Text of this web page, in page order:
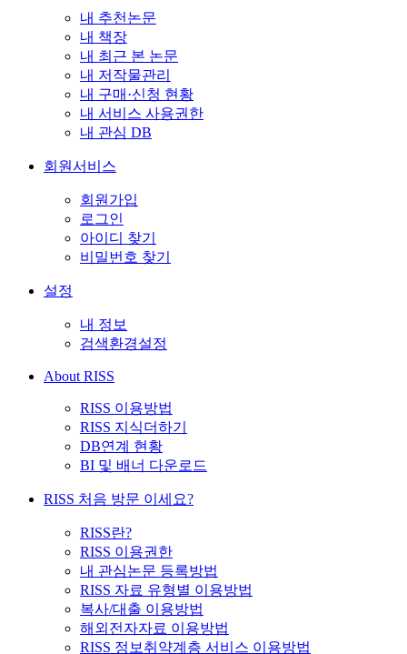
내 추천논문
내 책장
내 최근 본 논문
내 저작물관리
내 구매·신청 현황
내 서비스 사용권한
내 관심 DB
회원서비스
회원가입
로그인
아이디 찾기
비밀번호 찾기
설정
내 정보
검색환경설정
About RISS
RISS 이용방법
RISS 지식더하기
DB연계 현황
BI 및 배너 다운로드
RISS 처음 방문 이세요?
RISS란?
RISS 이용권한
내 관심논문 등록방법
RISS 자료 유형별 이용방법
복사/대출 이용방법
해외전자자료 이용방법
RISS 정보취약계층 서비스 이용방법